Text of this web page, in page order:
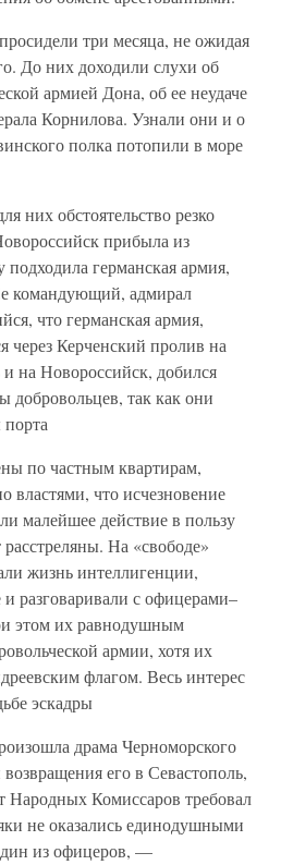
три месяца, не ожидая
До них доходили слухи об
армией Дона, об ее неудаче
Корнилова. Узнали они и о
полка потопили в море
них обстоятельство резко
прибыла из
подходила германская армия,
командующий, адмирал
что германская армия,
через Керченский пролив на
и на Новороссийск, добился
добровольцев, так как они
по частным квартирам,
властями, что исчезновение
малейшее действие в пользу
На «свободе»
жизнь интеллигенции,
разговаривали с офицерами–
этом их равнодушным
армии, хотя их
флагом. Весь интерес
эскадры
драма Черноморского
его в Севастополь,
Народных Комиссаров требовал
не оказались единодушными
из офицеров, —